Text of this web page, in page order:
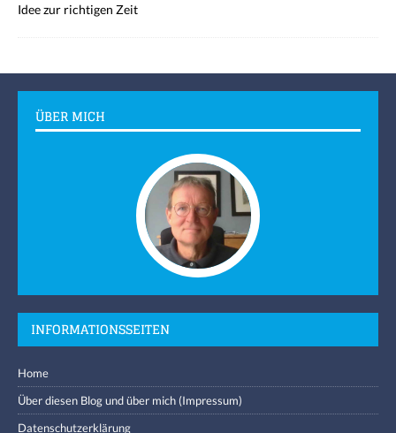
Idee zur richtigen Zeit
ÜBER MICH
INFORMATIONSSEITEN
Home
Über diesen Blog und über mich (Impressum)
Datenschutzerklärung